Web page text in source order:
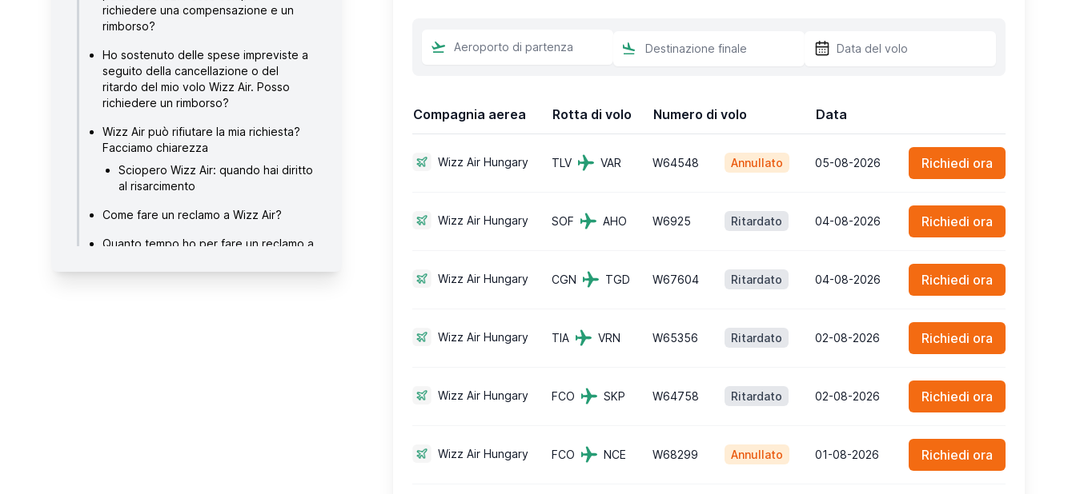
richiedere una compensazione e un
rimborso?
Ho sostenuto delle spese impreviste a
seguito della cancellazione o del
ritardo del mio volo Wizz Air. Posso
richiedere un rimborso?
Wizz Air può rifiutare la mia richiesta?
Facciamo chiarezza
Sciopero Wizz Air: quando hai diritto
al risarcimento
Come fare un reclamo a Wizz Air?
Quanto tempo ho per fare un reclamo a
Compagnia aerea Rotta di volo Numero di volo Data
Wizz Air Hungary TLV VAR W64548 Annullato 05-08-2026 Richiedi ora
Wizz Air Hungary SOF AHO W6925 Ritardato 04-08-2026 Richiedi ora
Wizz Air Hungary CGN TGD W67604 Ritardato 04-08-2026 Richiedi ora
Wizz Air Hungary TIA VRN W65356 Ritardato 02-08-2026 Richiedi ora
Wizz Air Hungary FCO SKP W64758 Ritardato 02-08-2026 Richiedi ora
Wizz Air Hungary FCO NCE W68299 Annullato 01-08-2026 Richiedi ora